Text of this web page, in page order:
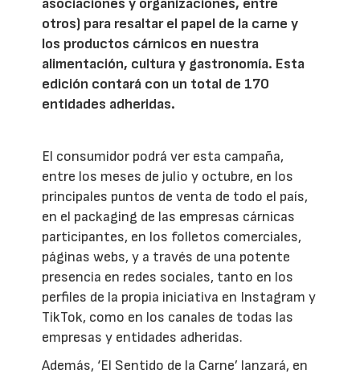
asociaciones y organizaciones, entre
otros) para resaltar el papel de la carne y
los productos cárnicos en nuestra
alimentación, cultura y gastronomía. Esta
edición contará con un total de 170
entidades adheridas.
El consumidor podrá ver esta campaña,
entre los meses de julio y octubre, en los
principales puntos de venta de todo el país,
en el packaging de las empresas cárnicas
participantes, en los folletos comerciales,
páginas webs, y a través de una potente
presencia en redes sociales, tanto en los
perfiles de la propia iniciativa en Instagram y
TikTok, como en los canales de todas las
empresas y entidades adheridas.
Además, ‘El Sentido de la Carne’ lanzará, en